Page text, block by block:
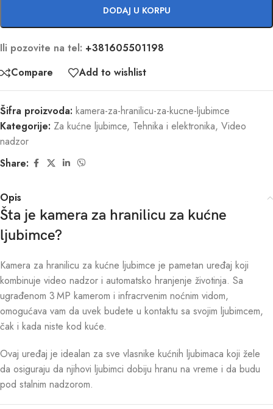
DODAJ U KORPU
Ili pozovite na tel: +381605501198
Compare
Add to wishlist
Šifra proizvoda: kamera-za-hranilicu-za-kucne-ljubimce
Kategorije: Za kućne ljubimce, Tehnika i elektronika, Video
nadzor
Share:
Opis
Šta je kamera za hranilicu za kućne
ljubimce?
Kamera za hranilicu za kućne ljubimce je pametan uređaj koji
kombinuje video nadzor i automatsko hranjenje životinja. Sa
ugrađenom 3 MP kamerom i infracrvenim noćnim vidom,
omogućava vam da uvek budete u kontaktu sa svojim ljubimcem,
čak i kada niste kod kuće.
Ovaj uređaj je idealan za sve vlasnike kućnih ljubimaca koji žele
da osiguraju da njihovi ljubimci dobiju hranu na vreme i da budu
pod stalnim nadzorom.